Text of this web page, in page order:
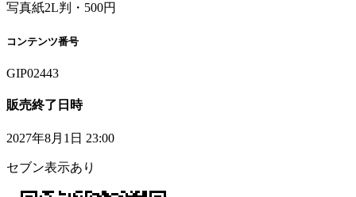
写真紙2L判・500円
コンテンツ番号
GIP02443
販売終了日時
2027年8月1日 23:00
セブン表示あり